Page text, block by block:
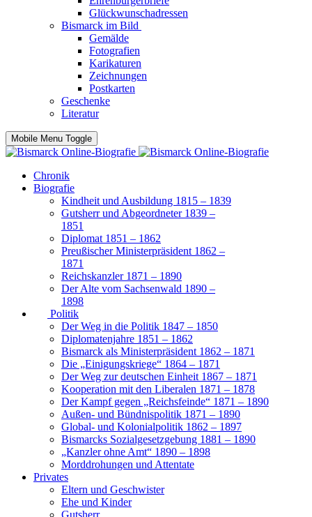
Glückwunschadressen
Bismarck im Bild
Gemälde
Fotografien
Karikaturen
Zeichnungen
Postkarten
Geschenke
Literatur
Mobile Menu Toggle
Chronik
Biografie
Kindheit und Ausbildung 1815 – 1839
Gutsherr und Abgeordneter 1839 –
1851
Diplomat 1851 – 1862
Preußischer Ministerpräsident 1862 –
1871
Reichskanzler 1871 – 1890
Der Alte vom Sachsenwald 1890 –
1898
Politik
Der Weg in die Politik 1847 – 1850
Diplomatenjahre 1851 – 1862
Bismarck als Ministerpräsident 1862 – 1871
Die „Einigungskriege“ 1864 – 1871
Der Weg zur deutschen Einheit 1867 – 1871
Kooperation mit den Liberalen 1871 – 1878
Der Kampf gegen „Reichsfeinde“ 1871 – 1890
Außen- und Bündnispolitik 1871 – 1890
Global- und Kolonialpolitik 1862 – 1897
Bismarcks Sozialgesetzgebung 1881 – 1890
„Kanzler ohne Amt“ 1890 – 1898
Morddrohungen und Attentate
Privates
Eltern und Geschwister
Ehe und Kinder
Gutsherr